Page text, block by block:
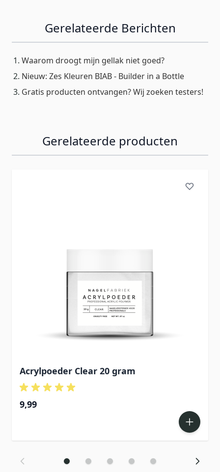
Gerelateerde Berichten
Waarom droogt mijn gellak niet goed?
Nieuw: Zes Kleuren BIAB - Builder in a Bottle
Gratis producten ontvangen? Wij zoeken testers!
Gerelateerde producten
Acrylpoeder Clear 20 gram
9,99